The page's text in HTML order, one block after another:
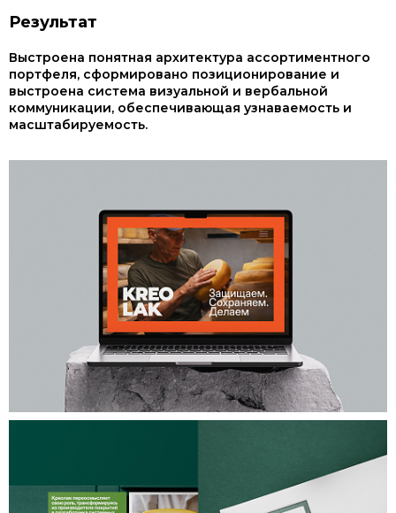
Результат
Выстроена понятная архитектура ассортиментного
портфеля, сформировано позиционирование и
выстроена система визуальной и вербальной
коммуникации, обеспечивающая узнаваемость и
масштабируемость.